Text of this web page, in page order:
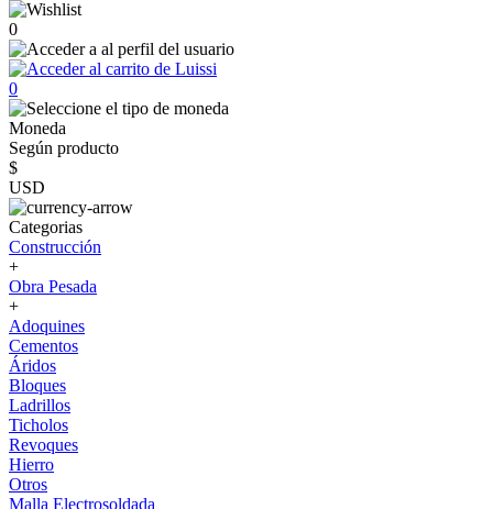
0
0
Moneda
Según producto
$
USD
Categorias
Construcción
+
Obra Pesada
+
Adoquines
Cementos
Áridos
Bloques
Ladrillos
Ticholos
Revoques
Hierro
Otros
Malla Electrosoldada